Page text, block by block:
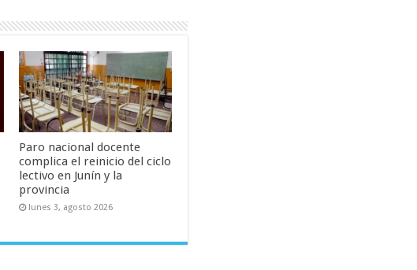
Paro nacional docente
complica el reinicio del ciclo
lectivo en Junín y la
provincia
lunes 3, agosto 2026